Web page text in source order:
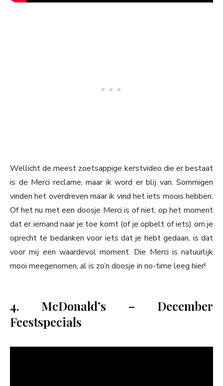
Wellicht de meest zoetsappige kerstvideo die er bestaat
is de Merci reclame, maar ik word er blij van. Sommigen
vinden het overdreven maar ik vind het iets moois hebben.
Of het nu met een doosje Merci is of niet, op het moment
dat er iemand naar je toe komt (of je opbelt of iets) om je
oprecht te bedanken voor iets dat je hebt gedaan, is dat
voor mij een waardevol moment. Die Merci is natuurlijk
mooi meegenomen, al is zo’n doosje in no-time leeg hier!
4. McDonald’s – December
Feestspecials